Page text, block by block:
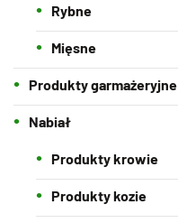
Rybne
Mięsne
Produkty garmażeryjne
Nabiał
Produkty krowie
Produkty kozie